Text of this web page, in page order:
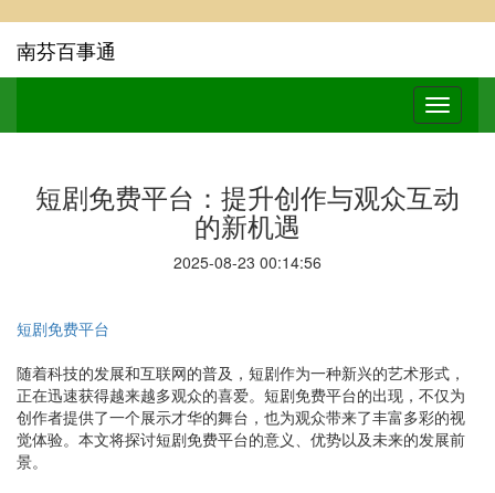
南芬百事通
短剧免费平台：提升创作与观众互动
的新机遇
2025-08-23 00:14:56
短剧免费平台
随着科技的发展和互联网的普及，短剧作为一种新兴的艺术形式，
正在迅速获得越来越多观众的喜爱。短剧免费平台的出现，不仅为
创作者提供了一个展示才华的舞台，也为观众带来了丰富多彩的视
觉体验。本文将探讨短剧免费平台的意义、优势以及未来的发展前
景。